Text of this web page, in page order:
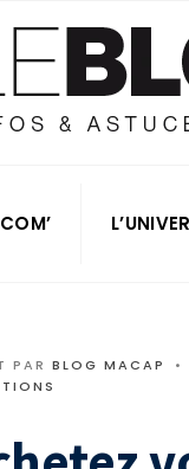
PAR BLOG MACAP •